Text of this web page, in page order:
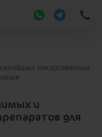
лекарственных
и
для